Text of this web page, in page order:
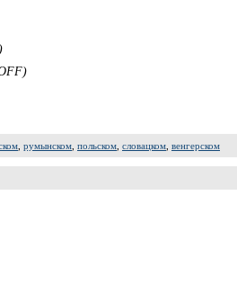
румынском польском словацком венгерском